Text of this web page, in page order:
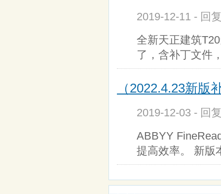
2019-12-11 - 回
全新天正建筑
了，含补丁文件
（2022.4.23新版
2019-12-03 - 回
ABBYY
提高效率。 新版